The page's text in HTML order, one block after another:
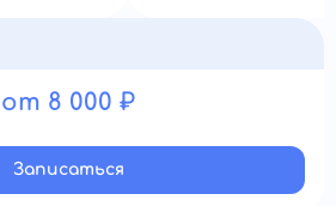
от 8 000 ₽
Записатьcя